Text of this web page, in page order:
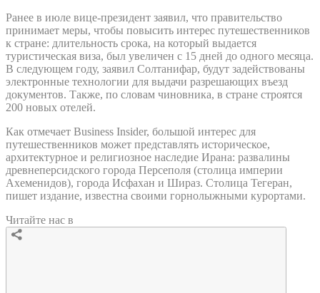
Ранее в июле вице-президент заявил, что правительство
принимает меры, чтобы повысить интерес путешественников
к стране: длительность срока, на который выдается
туристическая виза, был увеличен с 15 дней до одного месяца.
В следующем году, заявил Солтанифар, будут задействованы
электронные технологии для выдачи разрешающих въезд
документов. Также, по словам чиновника, в стране строятся
200 новых отелей.
Как отмечает Business Insider, большой интерес для
путешественников может представлять историческое,
архитектурное и религиозное наследие Ирана: развалины
древнеперсидского города Персеполя (столица империи
Ахеменидов), города Исфахан и Шираз. Столица Тегеран,
пишет издание, известна своими горнолыжными курортами.
Читайте нас в